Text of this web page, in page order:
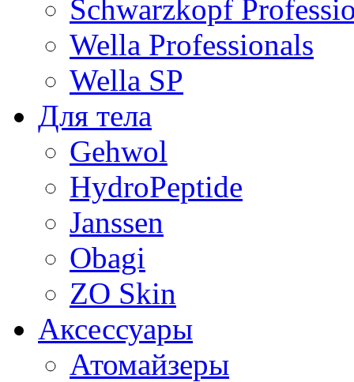
Schwarzkopf
Wella Professionals
Wella SP
Для тела
Gehwol
HydroPeptide
Janssen
Obagi
ZO Skin
Aксессуары
Атомайзеры